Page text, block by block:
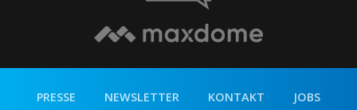
PRESSE NEWSLETTER KONTAKT JOBS